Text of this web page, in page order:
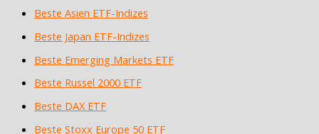
Beste Asien ETF-Indizes
Beste Japan ETF-Indizes
Beste Emerging Markets ETF
Beste Russel 2000 ETF
Beste DAX ETF
Beste Stoxx Europe 50 ETF